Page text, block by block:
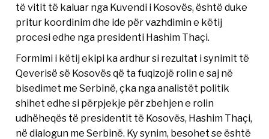
të vitit të kaluar nga Kuvendi i Kosovës, është duke
pritur koordinim dhe ide për vazhdimin e këtij
procesi edhe nga presidenti Hashim Thaçi.
Formimi i këtij ekipi ka ardhur si rezultat i synimit të
Qeverisë së Kosovës që ta fuqizojë rolin e saj në
bisedimet me Serbinë, çka nga analistët politik
shihet edhe si përpjekje për zbehjen e rolin
udhëheqës të presidentit të Kosovës, Hashim Thaçi,
në dialogun me Serbinë. Ky synim, besohet se është